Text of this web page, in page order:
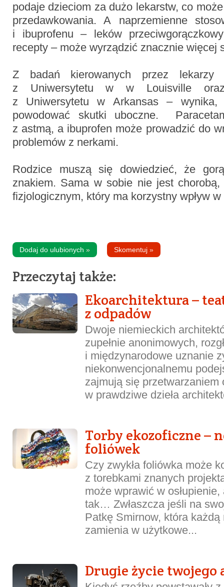
podaje dzieciom za dużo lekarstw, co
przedawkowania. A naprzemienne
i ibuprofenu – leków
recepty – może wyrządzić znacznie więcej
Z badań kierowanych przez
z Uniwersytetu w w Louisville
z Uniwersytetu w Arkansas –
powodować skutki uboczne.
z astmą, a ibuprofen może prowadzić do
problemów z nerkami.
Rodzice muszą się dowiedzieć, że
znakiem. Sama w sobie nie jest chorobą,
fizjologicznym, który ma korzystny wpływ
Dodaj do ulubionych » Skomentuj »
Przeczytaj także:
Ekoarchitektura –
z odpadów
Dwoje niemieckich
zupełnie anonimowych,
i międzynarodowe uznanie
niekonwencjonalnemu
zajmują się przetwarzaniem
w prawdziwe dzieła
Torby ekozoficzne –
foliówek
Czy zwykła foliówka może
z torebkami znanych
może wprawić w
tak… Zwłaszcza jeśli na
Patkę Smirnow, która każdą
zamienia w użytkowe...
Drugie życie twojego